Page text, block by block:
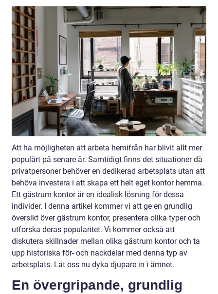
Att ha möjligheten att arbeta hemifrån har blivit allt mer
populärt på senare år. Samtidigt finns det situationer då
privatpersoner behöver en dedikerad arbetsplats utan att
behöva investera i att skapa ett helt eget kontor hemma.
Ett gästrum kontor är en idealisk lösning för dessa
individer. I denna artikel kommer vi att ge en grundlig
översikt över gästrum kontor, presentera olika typer och
utforska deras popularitet. Vi kommer också att
diskutera skillnader mellan olika gästrum kontor och ta
upp historiska för- och nackdelar med denna typ av
arbetsplats. Låt oss nu dyka djupare in i ämnet.
En övergripande, grundlig